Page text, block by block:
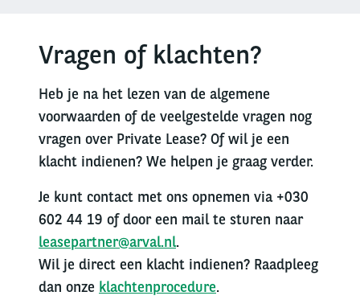
Vragen of klachten?
Heb je na het lezen van de algemene
voorwaarden of de veelgestelde vragen nog
vragen over Private Lease? Of wil je een
klacht indienen? We helpen je graag verder.
Je kunt contact met ons opnemen via +030
602 44 19 of door een mail te sturen naar
leasepartner@arval.nl.
Wil je direct een klacht indienen? Raadpleeg
dan onze klachtenprocedure.